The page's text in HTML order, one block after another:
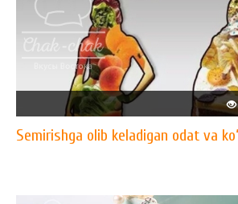
Semirishga olib keladigan odat va